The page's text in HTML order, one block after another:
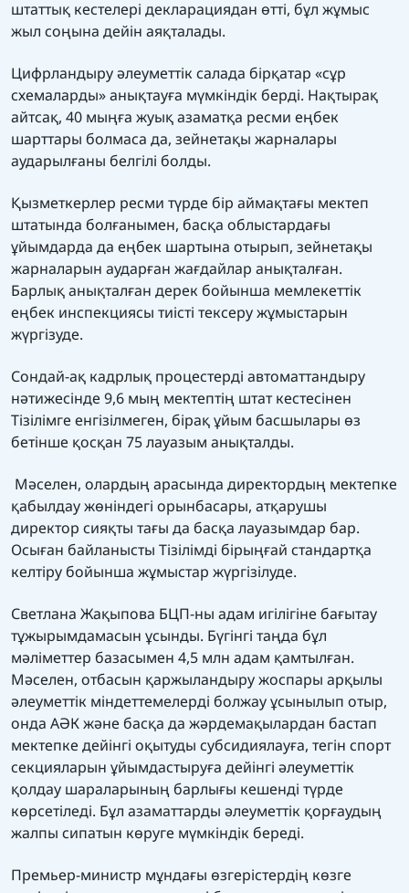
штаттық кестелері декларациядан өтті, бұл жұмыс
жыл соңына дейін аяқталады.
Цифрландыру әлеуметтік салада бірқатар «сұр
схемаларды» анықтауға мүмкіндік берді. Нақтырақ
айтсақ, 40 мыңға жуық азаматқа ресми еңбек
шарттары болмаса да, зейнетақы жарналары
аударылғаны белгілі болды.
Қызметкерлер ресми түрде бір аймақтағы мектеп
штатында болғанымен, басқа облыстардағы
ұйымдарда да еңбек шартына отырып, зейнетақы
жарналарын аударған жағдайлар анықталған.
Барлық анықталған дерек бойынша мемлекеттік
еңбек инспекциясы тиісті тексеру жұмыстарын
жүргізуде.
Сондай-ақ кадрлық процестерді автоматтандыру
нәтижесінде 9,6 мың мектептің штат кестесінен
Тізілімге енгізілмеген, бірақ ұйым басшылары өз
бетінше қосқан 75 лауазым анықталды.
Мәселен, олардың арасында директордың мектепке
қабылдау жөніндегі орынбасары, атқарушы
директор сияқты тағы да басқа лауазымдар бар.
Осыған байланысты Тізілімді бірыңғай стандартқа
келтіру бойынша жұмыстар жүргізілуде.
Светлана Жақыпова БЦП-ны адам игілігіне бағытау
тұжырымдамасын ұсынды. Бүгінгі таңда бұл
мәліметтер базасымен 4,5 млн адам қамтылған.
Мәселен, отбасын қаржыландыру жоспары арқылы
әлеуметтік міндеттемелерді болжау ұсынылып отыр,
онда АӘК және басқа да жәрдемақылардан бастап
мектепке дейінгі оқытуды субсидиялауға, тегін спорт
секцияларын ұйымдастыруға дейінгі әлеуметтік
қолдау шараларының барлығы кешенді түрде
көрсетіледі. Бұл азаматтарды әлеуметтік қорғаудың
жалпы сипатын көруге мүмкіндік береді.
Премьер-министр мұндағы өзгерістердің көзге